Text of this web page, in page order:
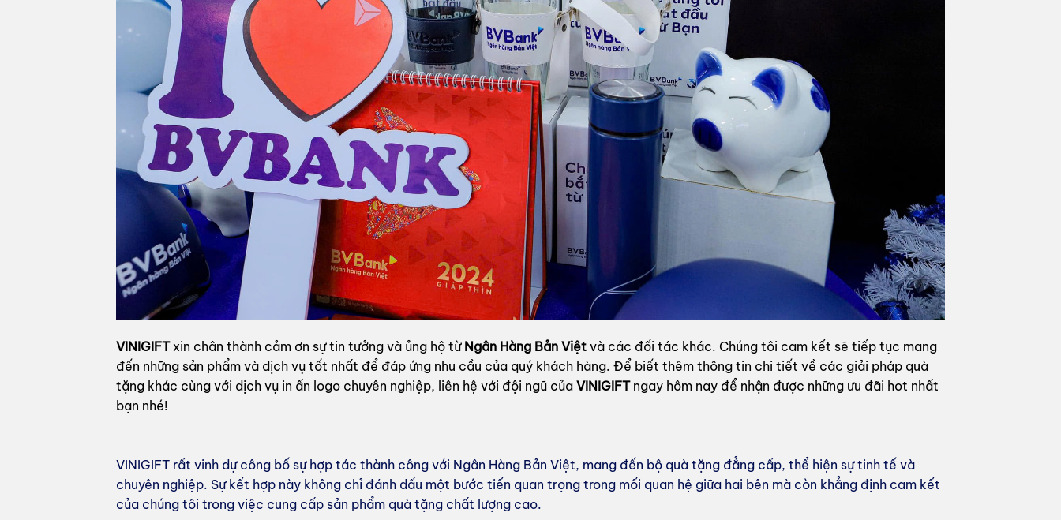
VINIGIFTxin chân thành cảm ơn sự tin tưởng và ủng hộ từ Ngân Hàng Bản Việt và các đối tác khác. Chúng tôi cam kết sẽ tiếp tục mang
đến những sản phẩm và dịch vụ tốt nhất để đáp ứng nhu cầu của quý khách hàng. Để biết thêm thông tin chi tiết về các giải pháp quà
tặng khác cùng với dịch vụ in ấn logo chuyên nghiệp, liên hệ với đội ngũ của VINIGIFTngay hôm nay để nhận được những ưu đãi hot nhất
bạn nhé!
VINIGIFT rất vinh dự công bố sự hợp tác thành công với Ngân Hàng Bản Việt, mang đến bộ quà tặng đẳng cấp, thể hiện sự tinh tế và
chuyên nghiệp. Sự kết hợp này không chỉ đánh dấu một bước tiến quan trọng trong mối quan hệ giữa hai bên mà còn khẳng định cam kết
của chúng tôi trong việc cung cấp sản phẩm quà tặng chất lượng cao.